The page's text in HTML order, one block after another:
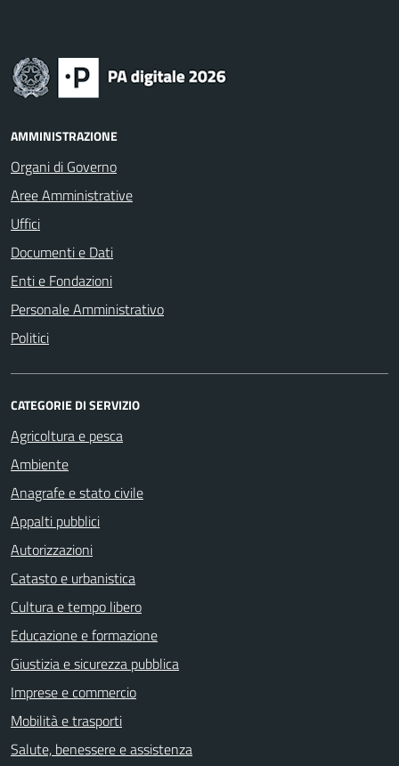
AMMINISTRAZIONE
Organi di Governo
Aree Amministrative
Uffici
Documenti e Dati
Enti e Fondazioni
Personale Amministrativo
Politici
CATEGORIE DI SERVIZIO
Agricoltura e pesca
Ambiente
Anagrafe e stato civile
Appalti pubblici
Autorizzazioni
Catasto e urbanistica
Cultura e tempo libero
Educazione e formazione
Giustizia e sicurezza pubblica
Imprese e commercio
Mobilità e trasporti
Salute, benessere e assistenza